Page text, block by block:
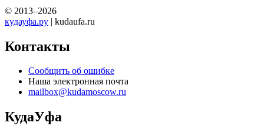
© 2013–2026
кудауфа.ру | kudaufa.ru
Контакты
Сообщить об ошибке
Наша электронная почта
mailbox@kudamoscow.ru
КудаУфа